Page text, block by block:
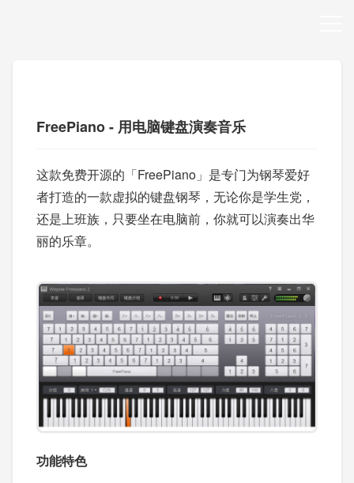
FreePiano - 用电脑键盘演奏音乐
这款免费开源的「FreePiano」是专门为钢琴爱好
者打造的一款虚拟的键盘钢琴，无论你是学生党，
还是上班族，只要坐在电脑前，你就可以演奏出华
丽的乐章。
功能特色